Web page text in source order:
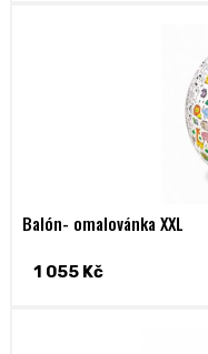
Balón- omalovánka XXL
1 055 Kč